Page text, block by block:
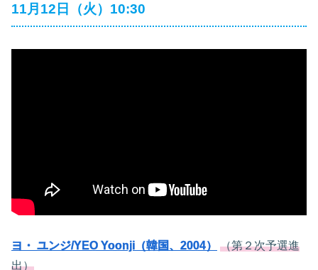
11月12日（火）10:30
ヨ・ ユンジ/YEO Yoonji（韓国、2004）
（第２次予選進
出）